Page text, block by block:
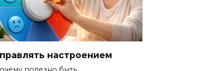
настроением